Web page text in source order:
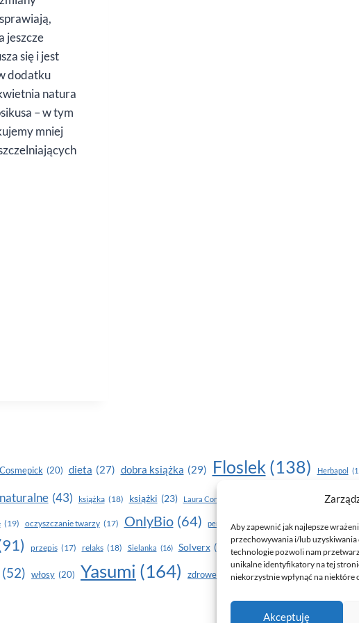
Aby zapewnić jak najlepsze
przechowywania i/lub
technologie pozwoli nam
unikalne identyfikatory na tej
niekorzystnie wpłynąć na niektóre
Akceptuję
jeszcze
się i jest
dodatku
natura
– w tym
mniej
Cosmepick (20) dieta (27) dobra książka (29) Floslek (138) Herbapol
(43) książka (18) książki (23) Laura Conti moda
(19) oczyszczanie twarzy (17) OnlyBio (64) perfumy pielegnacja skóry (24)
przepis (17) relaks (18) Sielanka (16) Solverx (26) Stapiz (21) trendy (35)
(52) włosy (20) Yasumi (164) zdrowe zęby (20) zdrowie